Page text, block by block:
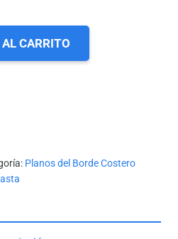
CARRITO
Planos del Borde Costero